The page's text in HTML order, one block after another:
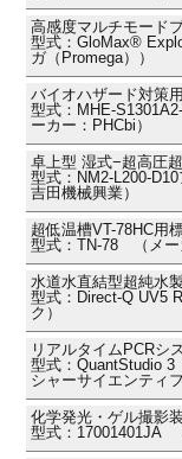
高感度マルチモード
型式：GloMax®
ガ（Promega））
バイオハザード対策
型式：MHE-
ーカー：PHCbi）
卓上型 湿式−超高圧
型式：NM2-L200-
吉田機械興業）
超低温槽VT-78HC用
型式：TN-78 （メー
水道水直結型超純水
型式：Direct-Q UV5
ク）
リアルタイムPCRシ
型式：QuantStudio
シャーサイエンティ
化学発光・ゲル撮影
型式：17001401JA